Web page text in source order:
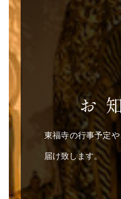
お
東福寺の行事予定
届け致します。